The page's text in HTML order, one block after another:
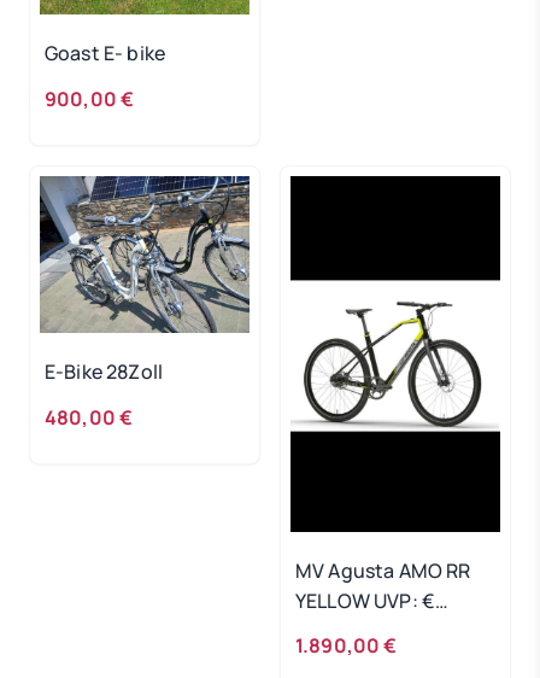
Goast E- bike
900,00 €
E-Bike 28Zoll
480,00 €
MV Agusta AMO RR
YELLOW UVP: €
1.890,00 €